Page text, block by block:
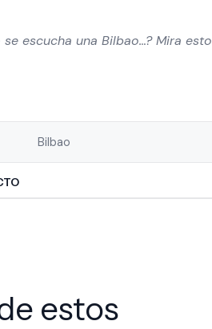
escucha una Bilbao…? Mira esto
Bilbao
estos